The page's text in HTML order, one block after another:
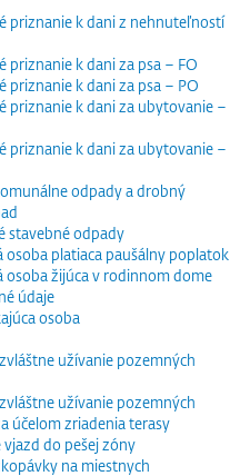
priznanie k dani z nehnuteľností
priznanie k dani za psa – FO
priznanie k dani za psa – PO
priznanie k dani za ubytovanie –
priznanie k dani za ubytovanie –
odpady a drobný
stavebné odpady
osoba platiaca paušálny poplatok
osoba žijúca v rodinnom dome
údaje
osoba
užívanie pozemných
užívanie pozemných
účelom zriadenia terasy
vjazd do pešej zóny
na miestnych